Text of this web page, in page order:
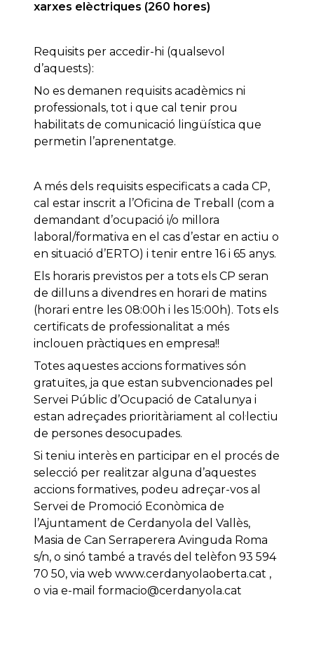
xarxes elèctriques (260 hores)
Requisits per accedir-hi (qualsevol
d’aquests):
No es demanen requisits acadèmics ni
professionals, tot i que cal tenir prou
habilitats de comunicació lingüística que
permetin l’aprenentatge.
A més dels requisits especificats a cada CP,
cal estar inscrit a l’Oficina de Treball (com a
demandant d’ocupació i/o millora
laboral/formativa en el cas d’estar en actiu o
en situació d’ERTO) i tenir entre 16 i 65 anys.
Els horaris previstos per a tots els CP seran
de dilluns a divendres en horari de matins
(horari entre les 08:00h i les 15:00h). Tots els
certificats de professionalitat a més
inclouen pràctiques en empresa!!
Totes aquestes accions formatives són
gratuïtes, ja que estan subvencionades pel
Servei Públic d’Ocupació de Catalunya i
estan adreçades prioritàriament al col·lectiu
de persones desocupades.
Si teniu interès en participar en el procés de
selecció per realitzar alguna d’aquestes
accions formatives, podeu adreçar-vos al
Servei de Promoció Econòmica de
l’Ajuntament de Cerdanyola del Vallès,
Masia de Can Serraperera Avinguda Roma
s/n, o sinó també a través del telèfon 93 594
70 50, via web www.cerdanyolaoberta.cat ,
o via e-mail formacio@cerdanyola.cat